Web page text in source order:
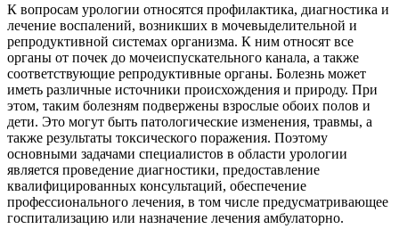
К вопросам урологии относятся профилактика, диагностика и
лечение воспалений, возникших в мочевыделительной и
репродуктивной системах организма. К ним относят все
органы от почек до мочеиспускательного канала, а также
соответствующие репродуктивные органы. Болезнь может
иметь различные источники происхождения и природу. При
этом, таким болезням подвержены взрослые обоих полов и
дети. Это могут быть патологические изменения, травмы, а
также результаты токсического поражения. Поэтому
основными задачами специалистов в области урологии
является проведение диагностики, предоставление
квалифицированных консультаций, обеспечение
профессионального лечения, в том числе предусматривающее
госпитализацию или назначение лечения амбулаторно.